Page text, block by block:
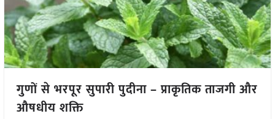
गुणों से भरपूर सुपारी पुदीना – प्राकृतिक ताजगी और
औषधीय शक्ति